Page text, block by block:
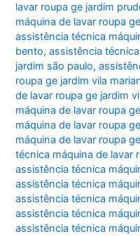
lavar roupa ge jardim
máquina de lavar roupa
assistência técnica
bento,assistência
jardim são paulo,
roupa ge jardim vila
de lavar roupa ge jardim
máquina de lavar roupa
máquina de lavar roupa
máquina de lavar roupa
técnica máquina de lavar
assistência técnica
assistência técnica
assistência técnica
assistência técnica
assistência técnica